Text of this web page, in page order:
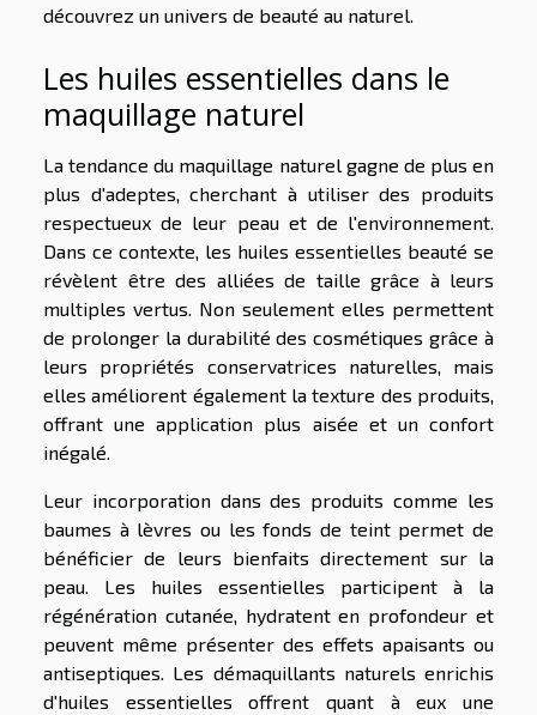
découvrez un univers de beauté au naturel.
Les huiles essentielles dans le
maquillage naturel
La tendance du maquillage naturel gagne de plus en
plus d'adeptes, cherchant à utiliser des produits
respectueux de leur peau et de l'environnement.
Dans ce contexte, les huiles essentielles beauté se
révèlent être des alliées de taille grâce à leurs
multiples vertus. Non seulement elles permettent
de prolonger la durabilité des cosmétiques grâce à
leurs propriétés conservatrices naturelles, mais
elles améliorent également la texture des produits,
offrant une application plus aisée et un confort
inégalé.
Leur incorporation dans des produits comme les
baumes à lèvres ou les fonds de teint permet de
bénéficier de leurs bienfaits directement sur la
peau. Les huiles essentielles participent à la
régénération cutanée, hydratent en profondeur et
peuvent même présenter des effets apaisants ou
antiseptiques. Les démaquillants naturels enrichis
d'huiles essentielles offrent quant à eux une